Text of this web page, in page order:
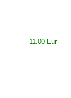
11.00 Eur